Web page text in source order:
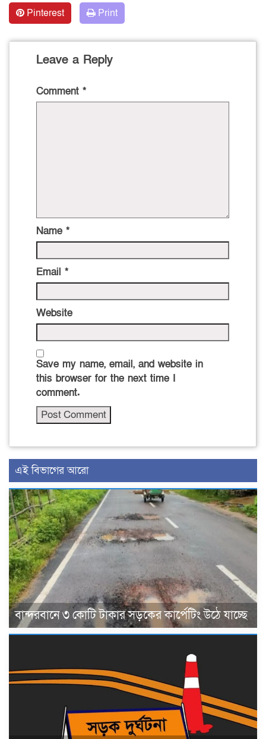
Pinterest
Print
Leave a Reply
Comment *
Name *
Email *
Website
Save my name, email, and website in
this browser for the next time I
comment.
এই বিভাগের আরো
বান্দরবানে ৩ কোটি টাকার সড়কের কার্পেটিং উঠে যাচ্ছে